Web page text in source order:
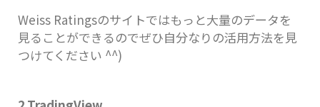
Weiss Ratingsのサイトではもっと大量のデータを
見ることができるのでぜひ自分なりの活用方法を見
つけてください ^^)